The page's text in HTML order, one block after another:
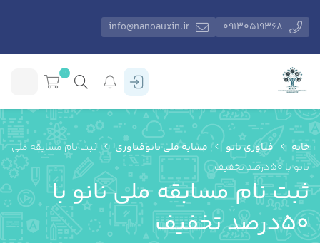
0
خانه فناوری نانو مسابه ملی نانوفناوری
ثبت نام مسابقه ملی
نانو با 50درصد تخفیف
ثبت نام مسابقه ملی نانو با
50درصد تخفیف